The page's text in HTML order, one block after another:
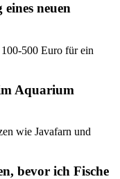
neuen
500 Euro für ein
Aquarium
wie Javafarn und
bevor ich Fische